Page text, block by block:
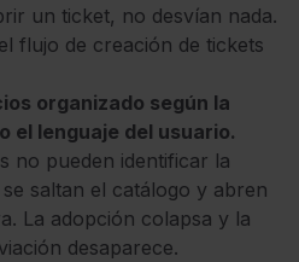
un ticket, no desvían nada.
flujo de creación de tickets
organizado según la
el lenguaje del usuario.
no pueden identificar la
saltan el catálogo y abren
La adopción colapsa y la
desaparece.